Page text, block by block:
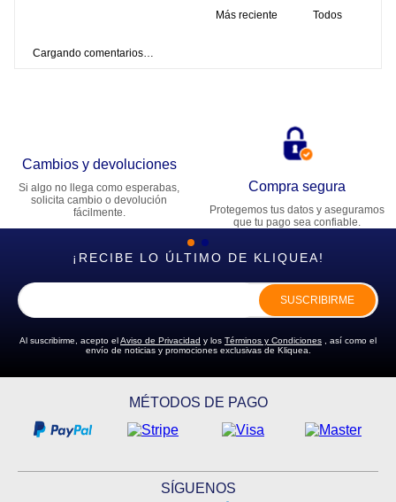
Más reciente Todos
Cargando comentarios…
Cambios y devoluciones
Si algo no llega como esperabas,
solicita cambio o devolución
fácilmente.
Compra segura
Protegemos tus datos y aseguramos
que tu pago sea confiable.
¡RECIBE LO ÚLTIMO DE KLIQUEA!
SUSCRIBIRME
Al suscribirme, acepto elAviso de Privacidad y los Términos y Condiciones , así como el
envío de noticias y promociones exclusivas de Kliquea.
MÉTODOS DE PAGO
SÍGUENOS